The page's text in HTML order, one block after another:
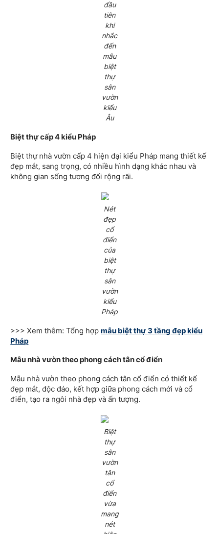
đầu
tiên
khi
nhắc
đến
mẫu
biệt
thự
sân
vườn
kiểu
Âu
Biệt thự cấp 4 kiểu Pháp
Biệt thự nhà vườn cấp 4 hiện đại kiểu Pháp mang thiết kế
đẹp mắt, sang trọng, có nhiều hình dạng khác nhau và
không gian sống tương đối rộng rãi.
Nét
đẹp
cổ
điển
của
biệt
thự
sân
vườn
kiểu
Pháp
>>> Xem thêm: Tổng hợpmẫu biệt thự 3 tầng đẹp kiểu
Pháp
Mẫu nhà vườn theo phong cách tân cổ điển
Mẫu nhà vườn theo phong cách tân cổ điển có thiết kế
đẹp mắt, độc đáo, kết hợp giữa phong cách mới và cổ
điển, tạo ra ngôi nhà đẹp và ấn tượng.
Biệt
thự
sân
vườn
tân
cổ
điển
vừa
mang
nét